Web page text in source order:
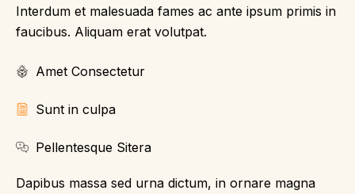
Interdum et malesuada fames ac ante ipsum primis in
faucibus. Aliquam erat volutpat.
Amet Consectetur
Sunt in culpa
Pellentesque Sitera
Dapibus massa sed urna dictum, in ornare magna